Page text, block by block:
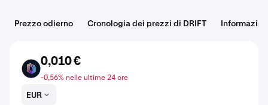
Prezzo odierno Cronologia dei prezzi di DRIFT
DRIFT
0,010 €
-0,56% nelle ultime 24 ore
EUR